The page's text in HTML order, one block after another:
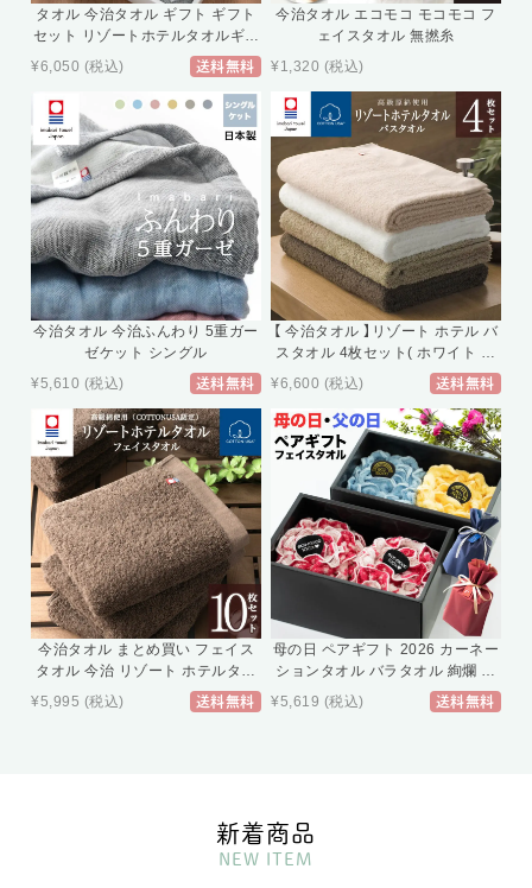
タオル 今治タオル ギフト ギフト
セット リゾートホテルタオルギフ
トセット (バスタオル2枚+フェイ
スタオル2枚 ホワイト グレー) タ
オルギフト バスタオル フェイス
タオル 今治 ホテルタオル お祝い
お返し 内祝い 出産祝い 快気祝い
¥6,050 (税込) 送料無料
今治タオル エコモコ モコモコ フ
ェイスタオル 無撚糸
¥1,320 (税込)
今治タオル 今治ふんわり 5重ガー
ゼケット シングル
¥5,610 (税込) 送料無料
【 今治タオル 】リゾート ホテル バ
スタオル 4枚セット( ホワイト ベ
ージュ ピンク ブラウン ) 綿100%
Resort Hotel Towel 日本製 今治
ホテルタオル ホテルスタイルタオ
ル ホテルタイプ スタンダード ホ
テルバスタオル
¥6,600 (税込) 送料無料
今治タオル まとめ買い フェイス
タオル 今治 リゾート ホテルタオ
ル 10枚セット 約34cm×77cm ブ
ラウン 綿100% 日本製 プレゼン
¥5,995 (税込) 送料無料
母の日 ペアギフト 2026 カーネー
ションタオル バラタオル 絢爛 ギ
フト セット (お花をかたどった 今
治タオル フェイスタオル 2セッ
¥5,619 (税込) 送料無料
新着商品
NEW ITEM